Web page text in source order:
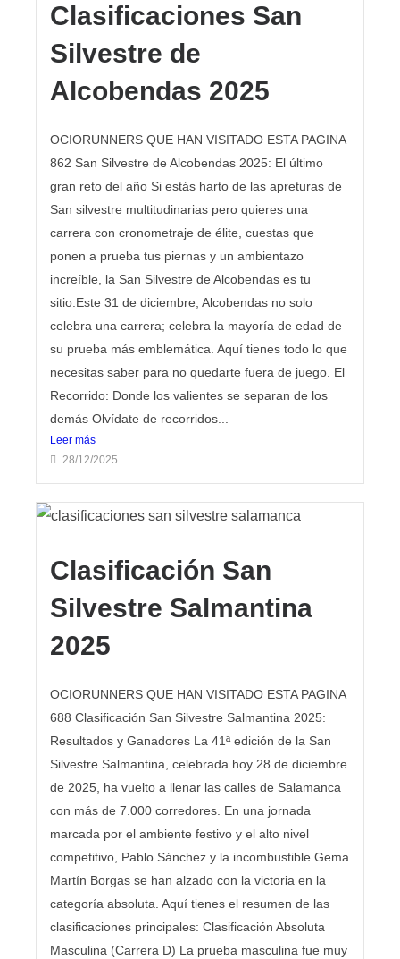
Clasificaciones San
Silvestre de
Alcobendas 2025
OCIORUNNERS QUE HAN VISITADO ESTA PAGINA
862 San Silvestre de Alcobendas 2025: El último
gran reto del año Si estás harto de las apreturas de
San silvestre multitudinarias pero quieres una
carrera con cronometraje de élite, cuestas que
ponen a prueba tus piernas y un ambientazo
increíble, la San Silvestre de Alcobendas es tu
sitio.Este 31 de diciembre, Alcobendas no solo
celebra una carrera; celebra la mayoría de edad de
su prueba más emblemática. Aquí tienes todo lo que
necesitas saber para no quedarte fuera de juego. El
Recorrido: Donde los valientes se separan de los
demás Olvídate de recorridos...
Leer más
28/12/2025
Clasificación San
Silvestre Salmantina
2025
OCIORUNNERS QUE HAN VISITADO ESTA PAGINA
688 Clasificación San Silvestre Salmantina 2025:
Resultados y Ganadores La 41ª edición de la San
Silvestre Salmantina, celebrada hoy 28 de diciembre
de 2025, ha vuelto a llenar las calles de Salamanca
con más de 7.000 corredores. En una jornada
marcada por el ambiente festivo y el alto nivel
competitivo, Pablo Sánchez y la incombustible Gema
Martín Borgas se han alzado con la victoria en la
categoría absoluta. Aquí tienes el resumen de las
clasificaciones principales: Clasificación Absoluta
Masculina (Carrera D) La prueba masculina fue muy